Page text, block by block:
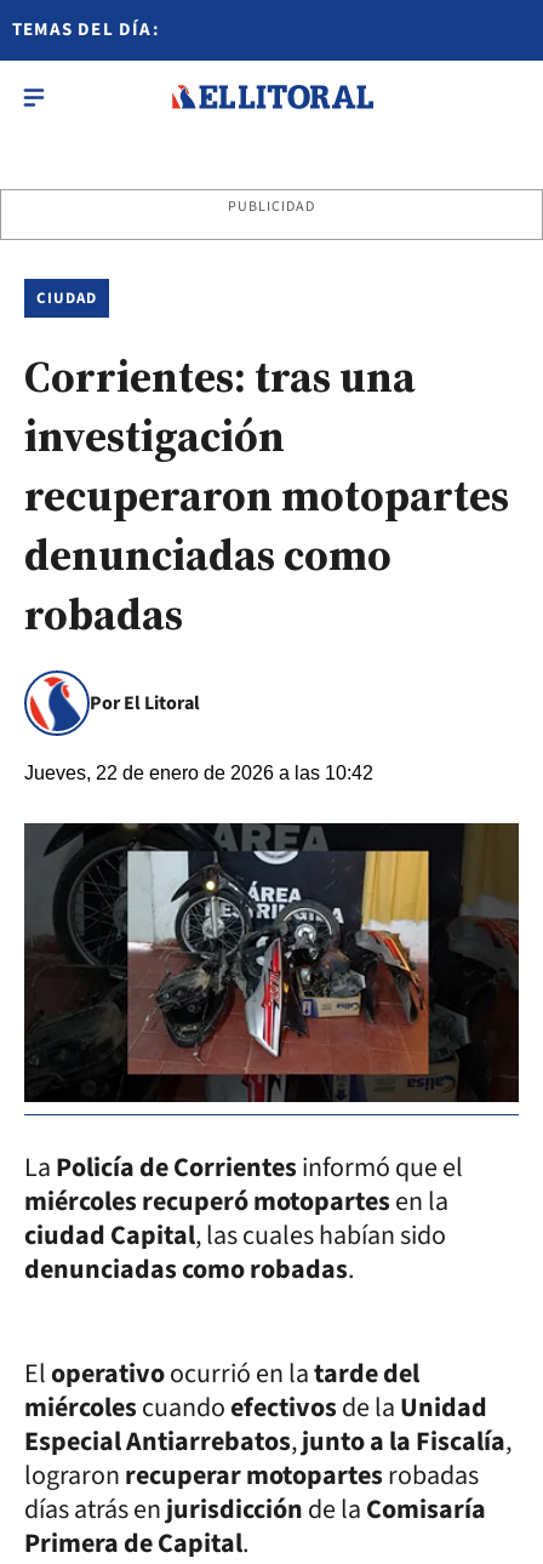
TEMAS DEL DÍA:
PUBLICIDAD
CIUDAD
Corrientes: tras una
investigación
recuperaron motopartes
denunciadas como
robadas
Por El Litoral
Jueves, 22 de enero de 2026 a las 10:42
LaPolicía de Corrientesinformó que el
miércoles recuperó motopartesen la
ciudad Capital, las cuales habían sido
denunciadas como robadas.
Eloperativoocurrió en latarde del
miércolescuandoefectivosde laUnidad
Especial Antiarrebatos,junto a la Fiscalía,
lograronrecuperar motopartesrobadas
días atrás enjurisdicciónde laComisaría
Primera de Capital.